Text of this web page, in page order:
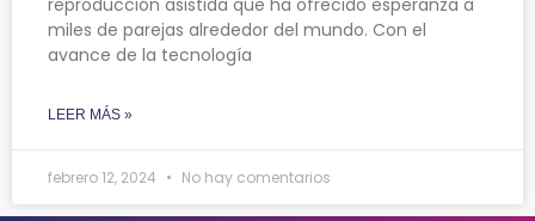
miles de parejas alrededor del mundo. Con el
avance de la tecnología
LEER MÁS »
febrero 12, 2024 No hay comentarios